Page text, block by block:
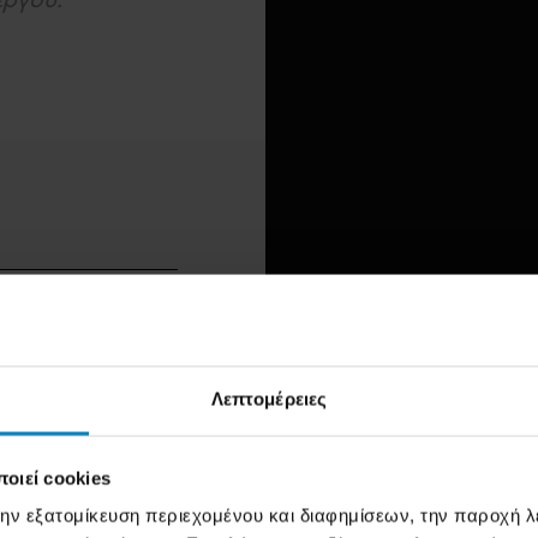
Λεπτομέρειες
cookies
εξατομίκευση περιεχομένου και διαφημίσεων, την παροχή
τομέα των
σε επαγγελματικές
τελικού προϊόντος
γραφεία,
Επαγγελματικής